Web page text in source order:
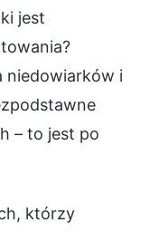
jest
niedowiarków i
– to jest po
którzy